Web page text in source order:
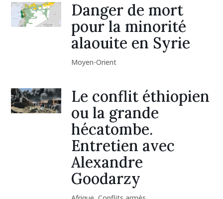
Danger de mort
pour la minorité
alaouite en Syrie
Moyen-Orient
Le conflit éthiopien
ou la grande
hécatombe.
Entretien avec
Alexandre
Goodarzy